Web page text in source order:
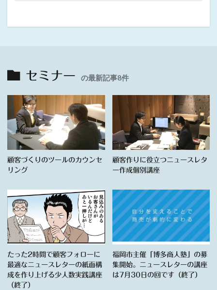
セミナー の最新記事8件
顧客づくりのツールのカウンセ
リング
顧客作りに役立つニュースレタ
ー作成個別講座
たった2時間で顧客フォローに
最適なニュースレターの紙面構
成を作り上げる少人数実践講座
（終了）
福岡市主催「博多商人塾」の募
集開始。ニュースレターの講座
は7月30日の回です（終了）